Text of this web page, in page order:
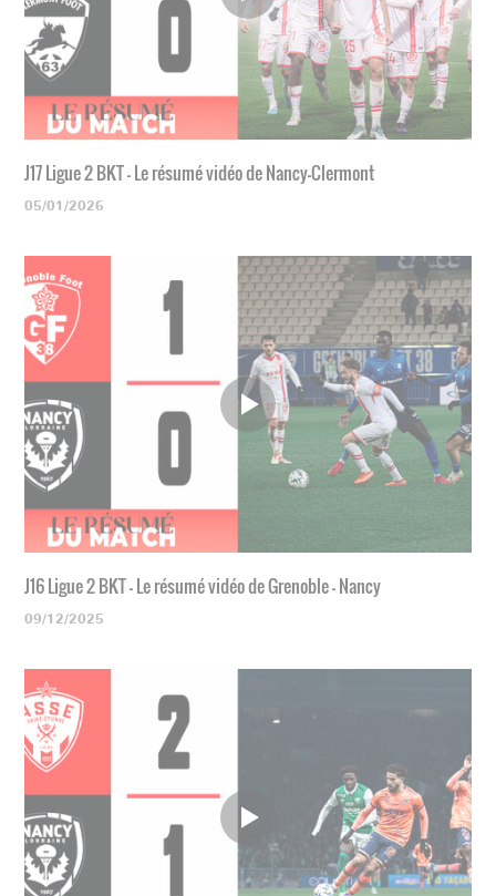
J17 Ligue 2 BKT - Le résumé vidéo de Nancy-Clermont
05/01/2026
J16 Ligue 2 BKT - Le résumé vidéo de Grenoble - Nancy
09/12/2025